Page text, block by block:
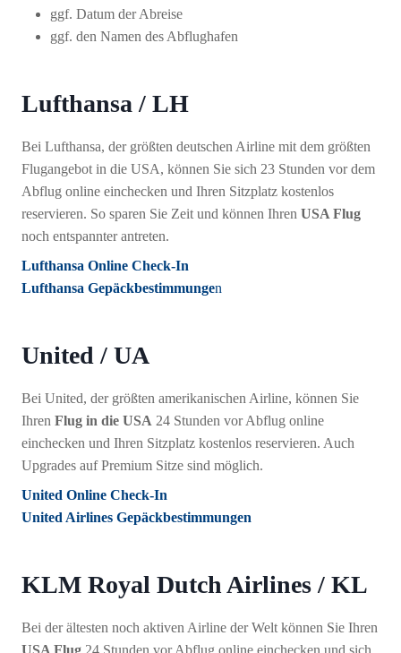
ggf. Datum der Abreise
ggf. den Namen des Abflughafen
Lufthansa / LH
Bei Lufthansa, der größten deutschen Airline mit dem größten
Flugangebot in die USA, können Sie sich 23 Stunden vor dem
Abflug online einchecken und Ihren Sitzplatz kostenlos
reservieren. So sparen Sie Zeit und können Ihren USA Flug
noch entspannter antreten.
Lufthansa Online Check-In
Lufthansa Gepäckbestimmungen
United / UA
Bei United, der größten amerikanischen Airline, können Sie
Ihren Flug in die USA 24 Stunden vor Abflug online
einchecken und Ihren Sitzplatz kostenlos reservieren. Auch
Upgrades auf Premium Sitze sind möglich.
United Online Check-In
United Airlines Gepäckbestimmungen
KLM Royal Dutch Airlines / KL
Bei der ältesten noch aktiven Airline der Welt können Sie Ihren
USA Flug 24 Stunden vor Abflug online einchecken und sich